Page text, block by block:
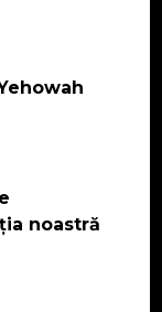
noastră